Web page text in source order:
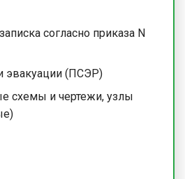
согласно приказа N
эвакуации (ПСЭР)
схемы и чертежи, узлы